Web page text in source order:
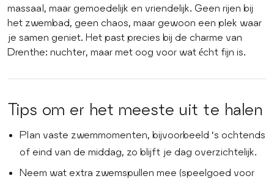
massaal, maar gemoedelijk en vriendelijk. Geen rijen bij
het zwembad, geen chaos, maar gewoon een plek waar
je samen geniet. Het past precies bij de charme van
Drenthe: nuchter, maar met oog voor wat écht fijn is.
Tips om er het meeste uit te halen
Plan vaste zwemmomenten, bijvoorbeeld ’s ochtends
of eind van de middag, zo blijft je dag overzichtelijk.
Neem wat extra zwemspullen mee (speelgoed voor